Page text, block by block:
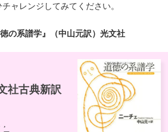
ャレンジしてみてください。
の系譜学』（中山元訳）光文社